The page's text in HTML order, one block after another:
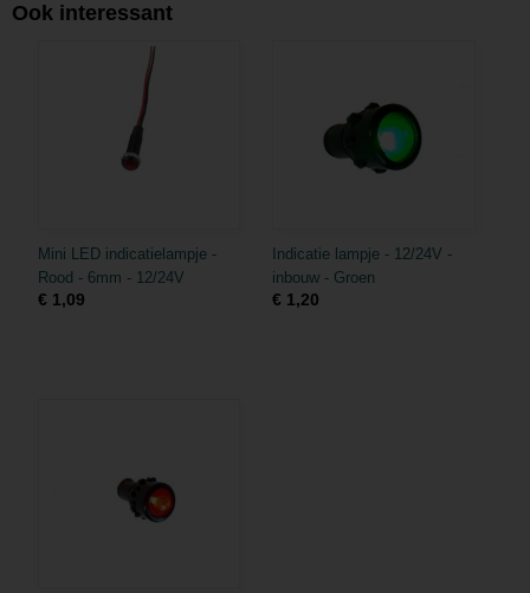
Ook interessant
Mini LED indicatielampje -
Rood - 6mm - 12/24V
€ 1,09
Indicatie lampje - 12/24V -
inbouw - Groen
€ 1,20